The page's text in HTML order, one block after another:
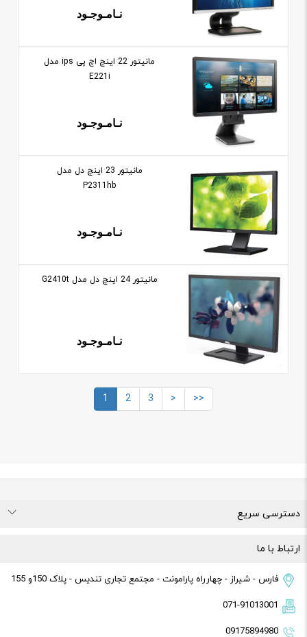
نـامـوجـود
مانيتور 22 اينچ اچ پی ips مدل
E221i
نـامـوجـود
مانيتور 23 اينچ دل مدل
P2311hb
نـامـوجـود
مانيتور 24 اينچ دل مدل G2410t
نـامـوجـود
1 2 3 > >>
دسترسی سریع
درباره ما
راهنمای خرید
قوانین و مقررات
تماس با ما
ارتباط با ما
فارس - شیراز - چهارراه پارامونت - مجتمع تجاری تندیس - پلاک 150و 155